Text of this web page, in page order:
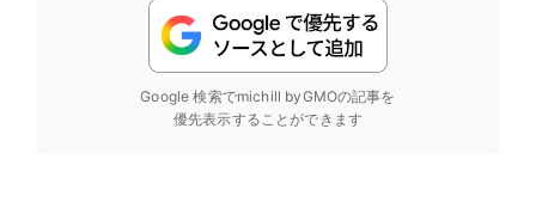
Google 検索でmichill byGMOの記事を
優先表示することができます